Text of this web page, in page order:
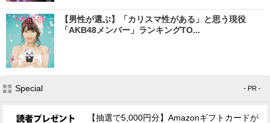
【男性が選ぶ】「カリスマ性がある」と思う現役
「AKB48メンバー」ランキングTO...
Special - PR -
【抽選で5,000円分】Amazonギフトカードが